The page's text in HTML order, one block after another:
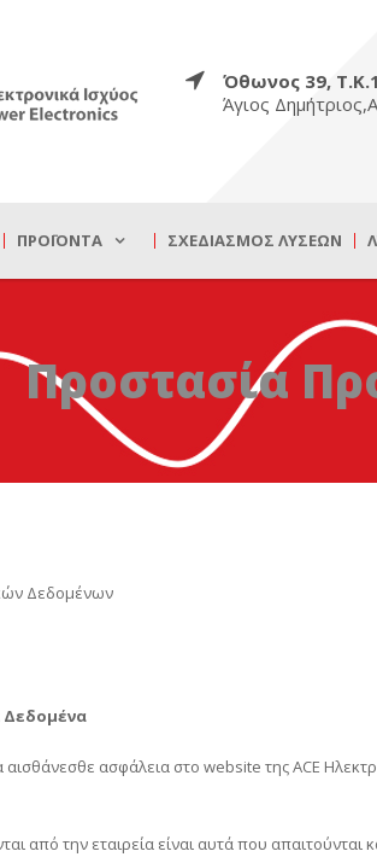
Όθωνος 39,
Άγιος
ΠΡΟΪΌΝΤΑ ΣΧΕΔΙΑΣΜΌΣ ΛΎΣΕΩΝ
Προστασία
Δεδομένων
αισθάνεσθε ασφάλεια στο website της ACE
από την εταιρεία είναι αυτά που απαιτούνται